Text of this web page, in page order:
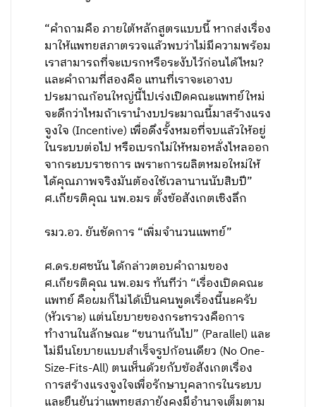
“คำถามคือ ภายใต้หลักสูตรแบบนี้ หากส่งเรื่อง
มาให้แพทยสภาตรวจแล้วพบว่าไม่มีความพร้อม
เราสามารถที่จะเบรกหรือระงับไว้ก่อนได้ไหม?
และคำถามที่สองคือ แทนที่เราจะเอางบ
ประมาณก้อนใหญ่นี้ไปเร่งเปิดคณะแพทย์ใหม่
จะดีกว่าไหมถ้าเรานำงบประมาณนี้มาสร้างแรง
จูงใจ (Incentive) เพื่อดึงรั้งหมอที่จบแล้วให้อยู่
ในระบบต่อไป หรือเบรกไม่ให้หมอหลั่งไหลออก
จากระบบราชการ เพราะการผลิตหมอใหม่ให้
ได้คุณภาพจริงมันต้องใช้เวลานานนับสิบปี”
ศ.เกียรติคุณ นพ.อมร ตั้งข้อสังเกตเชิงลึก
รมว.อว. ยันชัดการ “เพิ่มจำนวนแพทย์”
ศ.ดร.ยศชนัน ได้กล่าวตอบคำถามของ
ศ.เกียรติคุณ นพ.อมร ทันทีว่า “เรื่องเปิดคณะ
แพทย์ คือผมก็ไม่ได้เป็นคนพูดเรื่องนี้นะครับ
(หัวเราะ) แต่นโยบายของกระทรวงคือการ
ทำงานในลักษณะ “ขนานกันไป” (Parallel) และ
ไม่มีนโยบายแบบสำเร็จรูปก้อนเดียว (No One-
Size-Fits-All) ตนเห็นด้วยกับข้อสังเกตเรื่อง
การสร้างแรงจูงใจเพื่อรักษาบุคลากรในระบบ
และยืนยันว่าแพทยสภายังคงมีอำนาจเต็มตาม